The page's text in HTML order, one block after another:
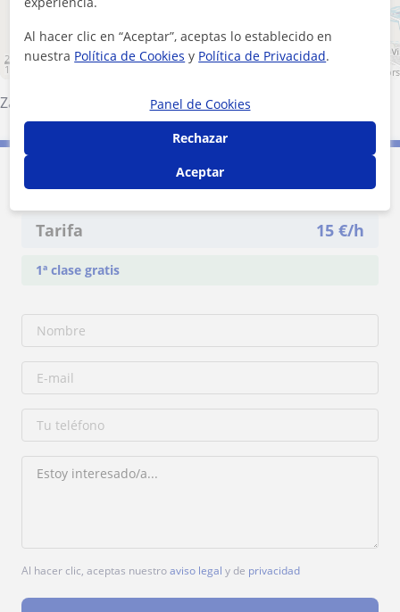
2 km
1 mi
contributors
Zamora (Ciudad) Valcabado·Roales
Contacta con César
Tarifa 15 €/h
1ª clase gratis
Al hacer clic, aceptas nuestroaviso legal y de privacidad
Al hacer clic en “Aceptar”, aceptas lo establecido en
nuestra Política de Cookies y Política de Privacidad.
Panel de Cookies
Rechazar
Aceptar